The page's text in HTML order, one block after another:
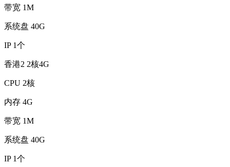
带宽 1M
系统盘 40G
IP 1个
香港2 2核4G
CPU 2核
内存 4G
带宽 1M
系统盘 40G
IP 1个